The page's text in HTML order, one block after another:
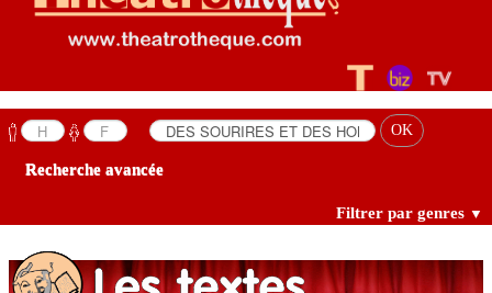
LES TEXTES
LES ANNONCES
Recherche avancée
Filtrer par genres ▼